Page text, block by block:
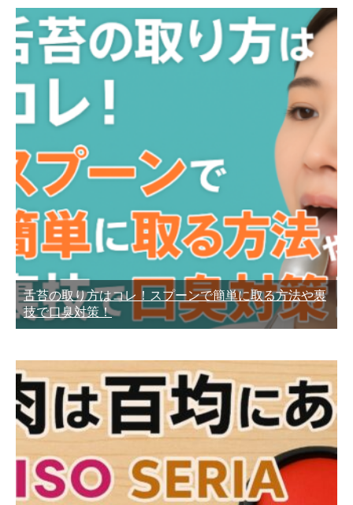
舌苔の取り方はコレ！スプーンで簡単に取る方法や裏
技で口臭対策！